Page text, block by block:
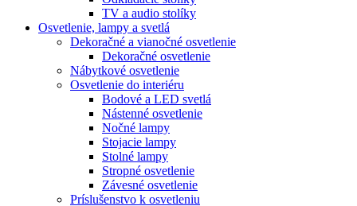
TV a audio stolíky
Osvetlenie, lampy a svetlá
Dekoračné a vianočné osvetlenie
Dekoračné osvetlenie
Nábytkové osvetlenie
Osvetlenie do interiéru
Bodové a LED svetlá
Nástenné osvetlenie
Nočné lampy
Stojacie lampy
Stolné lampy
Stropné osvetlenie
Závesné osvetlenie
Príslušenstvo k osvetleniu